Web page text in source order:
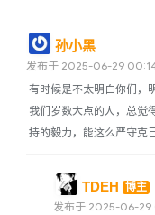
孙小黑
发布于 2025-06-29
有时候是不太明白你们，
我们岁数大点的人，总觉
持的毅力，能这么严守克
TDEH 博主
发布于 2025-06-29